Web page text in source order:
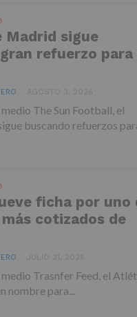
Madrid sigue
refuerzo para
AGOSTO 3, 2026
The Sun Football, el
buscando refuerzos
ficha por uno
cotizados de
JULIO 31, 2026
medio Trasnfer Feed, el
nombre para...